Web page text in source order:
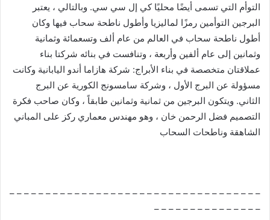
التوأم التي تسمى أيضًا محليًا كي إل سي سي. وبالتالي ، يعتبر
البرجين التوأمين رمزًا لماليزيا وأطول ناطحة سحاب فيها وكان
أطول ناطحة سحاب في العالم من عام ألف وتسعمائة وثمانية
وثمانين إلى عام ألفين وأربعة ، وتنافست في بنائه شركتا بناء
عملاقتان متخصصة في بناء الأبراج: شركة هازاما أندو اليابانية وكانت
مسؤولة عن البرج الأول ، وشركة سامسونج الكورية عن البرج
الثاني. ويتكون البرجين من ثمانية وثمانين طابقاً ، وكان صاحب فكرة
التصميم فضل الرحمن خان ، وهو مهندس معماري ركز على المباني
الشاهقة وناطحات السحاب
– – – – – – – – – – – – – – – – – – – – – – – – – – – – – – – – – – –
– – – – – – – – – – – – – – –